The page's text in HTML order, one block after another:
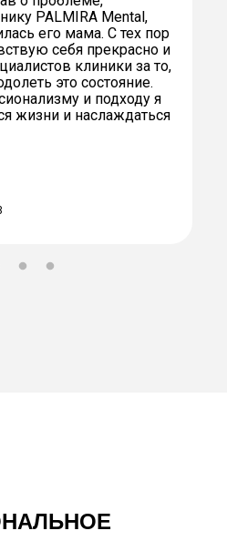
PALMIRA Mental,
его мама. С тех пор
себя прекрасно и
клиники за то,
это состояние.
и подходу я
жизни и наслаждаться